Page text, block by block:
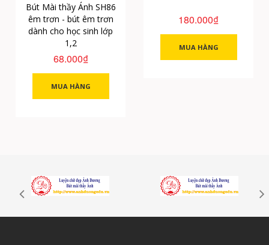
Bút Mài thầy Ánh SH86
êm trơn - bút êm trơn
dành cho học sinh lớp
1,2
68.000₫
MUA HÀNG
180.000₫
MUA HÀNG